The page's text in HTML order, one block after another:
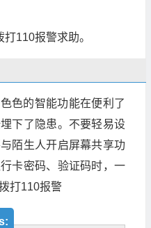
110报警求助。
色的智能功能在便利了
下了隐患。不要轻易设
陌生人开启屏幕共享功
卡密码、验证码时，一
打110报警